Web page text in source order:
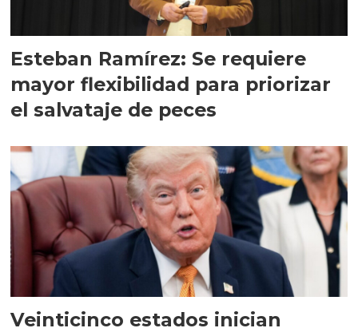
Esteban Ramírez: Se requiere
mayor flexibilidad para priorizar
el salvataje de peces
Veinticinco estados inician